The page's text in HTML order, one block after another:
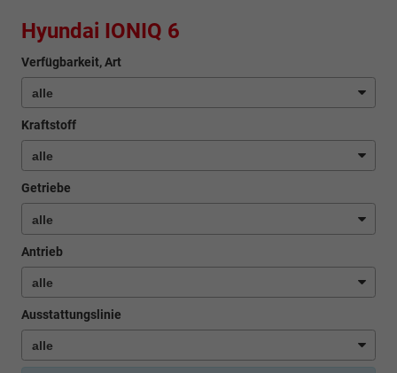
Hyundai IONIQ 6
Verfügbarkeit, Art
Kraftstoff
Getriebe
Antrieb
Ausstattungslinie